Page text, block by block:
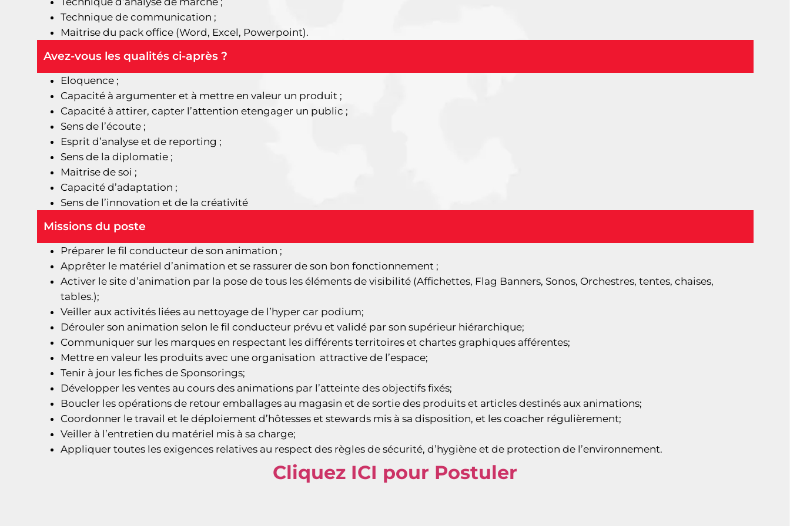
Technique de communication ;
Maitrise du pack office (Word, Excel, Powerpoint).
Avez-vous les qualités ci-après ?
Eloquence ;
Capacité à argumenter et à mettre en valeur un produit ;
Capacité à attirer, capter l’attention etengager un public ;
Sens de l’écoute ;
Esprit d’analyse et de reporting ;
Sens de la diplomatie ;
Maitrise de soi ;
Capacité d’adaptation ;
Sens de l’innovation et de la créativité
Missions du poste
Préparer le fil conducteur de son animation ;
Apprêter le matériel d’animation et se rassurer de son bon fonctionnement ;
Activer le site d’animation par la pose de tous les éléments de visibilité (Affichettes, Flag Banners, Sonos, Orchestres, tentes, chaises,
tables.);
Veiller aux activités liées au nettoyage de l’hyper car podium;
Dérouler son animation selon le fil conducteur prévu et validé par son supérieur hiérarchique;
Communiquer sur les marques en respectant les différents territoires et chartes graphiques afférentes;
Mettre en valeur les produits avec une organisation attractive de l’espace;
Tenir à jour les fiches de Sponsorings;
Développer les ventes au cours des animations par l’atteinte des objectifs fixés;
Boucler les opérations de retour emballages au magasin et de sortie des produits et articles destinés aux animations;
Coordonner le travail et le déploiement d’hôtesses et stewards mis à sa disposition, et les coacher régulièrement;
Veiller à l’entretien du matériel mis à sa charge;
Appliquer toutes les exigences relatives au respect des règles de sécurité, d’hygiène et de protection de l’environnement.
Cliquez ICI pour Postuler